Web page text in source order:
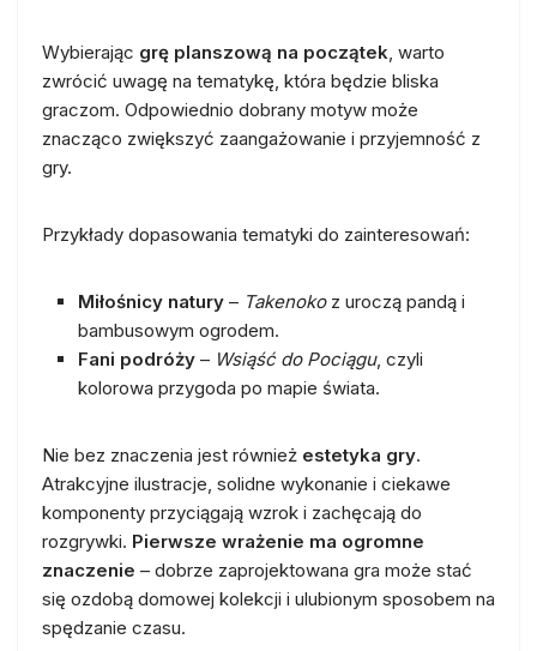
Wybierając grę planszową na początek, warto
zwrócić uwagę na tematykę, która będzie bliska
graczom. Odpowiednio dobrany motyw może
znacząco zwiększyć zaangażowanie i przyjemność z
gry.
Przykłady dopasowania tematyki do zainteresowań:
Miłośnicy natury – Takenokoz uroczą pandą i
bambusowym ogrodem.
Fani podróży – Wsiąść do Pociągu, czyli
kolorowa przygoda po mapie świata.
Nie bez znaczenia jest również estetyka gry.
Atrakcyjne ilustracje, solidne wykonanie i ciekawe
komponenty przyciągają wzrok i zachęcają do
rozgrywki. Pierwsze wrażenie ma ogromne
znaczenie – dobrze zaprojektowana gra może stać
się ozdobą domowej kolekcji i ulubionym sposobem na
spędzanie czasu.